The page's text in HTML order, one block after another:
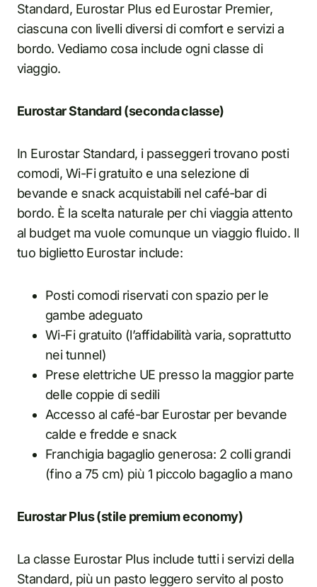
Standard, Eurostar Plus ed Eurostar Premier,
ciascuna con livelli diversi di comfort e servizi a
bordo. Vediamo cosa include ogni classe di
viaggio.
Eurostar Standard (seconda classe)
In Eurostar Standard, i passeggeri trovano posti
comodi, Wi-Fi gratuito e una selezione di
bevande e snack acquistabili nel café-bar di
bordo. È la scelta naturale per chi viaggia attento
al budget ma vuole comunque un viaggio fluido. Il
tuo biglietto Eurostar include:
Posti comodi riservati con spazio per le
gambe adeguato
Wi-Fi gratuito (l’affidabilità varia, soprattutto
nei tunnel)
Prese elettriche UE presso la maggior parte
delle coppie di sedili
Accesso al café-bar Eurostar per bevande
calde e fredde e snack
Franchigia bagaglio generosa: 2 colli grandi
(fino a 75 cm) più 1 piccolo bagaglio a mano
Eurostar Plus (stile premium economy)
La classe Eurostar Plus include tutti i servizi della
Standard, più un pasto leggero servito al posto